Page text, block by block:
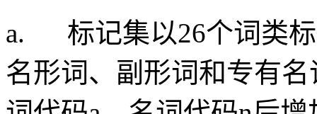
a. 标记集以26个词类标
名形词、副形词和专有